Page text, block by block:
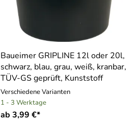
Baueimer GRIPLINE 12l oder 20l,
schwarz, blau, grau, weiß, kranbar,
TÜV-GS geprüft, Kunststoff
Verschiedene Varianten
1 - 3 Werktage
ab 3,99 €*